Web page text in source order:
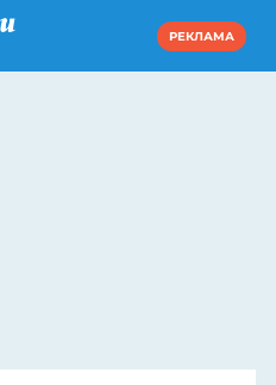
РЕКЛАМА